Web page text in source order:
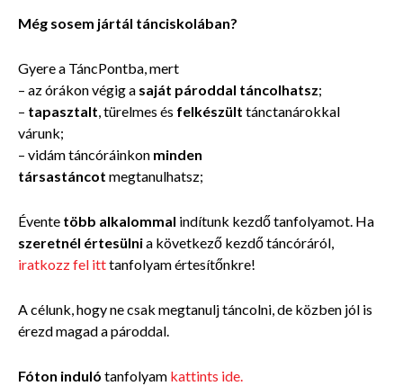
Még sosem jártál tánciskolában?
Gyere a TáncPontba, mert
– az órákon végig a saját pároddal táncolhatsz;
– tapasztalt, türelmes és felkészült tánctanárokkal
várunk;
– vidám táncóráinkon minden
társastáncot megtanulhatsz;
Évente több alkalommal indítunk kezdő tanfolyamot. Ha
szeretnél értesülnia következő kezdő táncóráról,
iratkozz fel itttanfolyam értesítőnkre!
A célunk, hogy ne csak megtanulj táncolni, de közben jól is
érezd magad a pároddal.
Fóton induló tanfolyam kattints ide.